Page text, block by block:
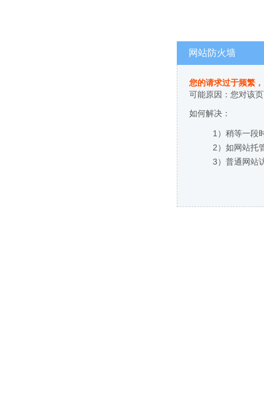
网站防火墙
您的请求过于频繁
可能原因：您对该
如何解决：
1）稍等一段
2）如网站托
3）普通网站